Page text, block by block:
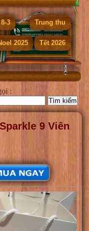
8-3 Trung thu
2025 Tết 2026
:
9 Viên